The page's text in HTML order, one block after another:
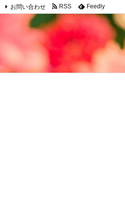
お問い合わせ RSS Feedly